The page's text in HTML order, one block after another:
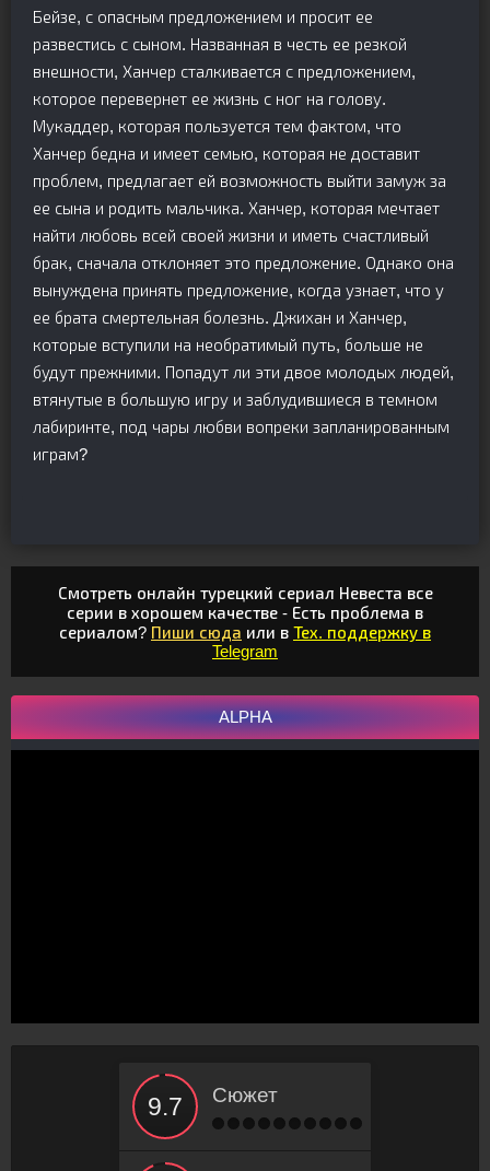
Бейзе, с опасным предложением и просит ее
развестись с сыном. Названная в честь ее резкой
внешности, Ханчер сталкивается с предложением,
которое перевернет ее жизнь с ног на голову.
Мукаддер, которая пользуется тем фактом, что
Ханчер бедна и имеет семью, которая не доставит
проблем, предлагает ей возможность выйти замуж за
ее сына и родить мальчика. Ханчер, которая мечтает
найти любовь всей своей жизни и иметь счастливый
брак, сначала отклоняет это предложение. Однако она
вынуждена принять предложение, когда узнает, что у
ее брата смертельная болезнь. Джихан и Ханчер,
которые вступили на необратимый путь, больше не
будут прежними. Попадут ли эти двое молодых людей,
втянутые в большую игру и заблудившиеся в темном
лабиринте, под чары любви вопреки запланированным
играм?
Смотреть онлайн турецкий сериал Невеста все
серии в хорошем качестве - Есть проблема в
сериалом? Пиши сюда или в Тех. поддержку в
Telegram
ALPHA
Сюжет